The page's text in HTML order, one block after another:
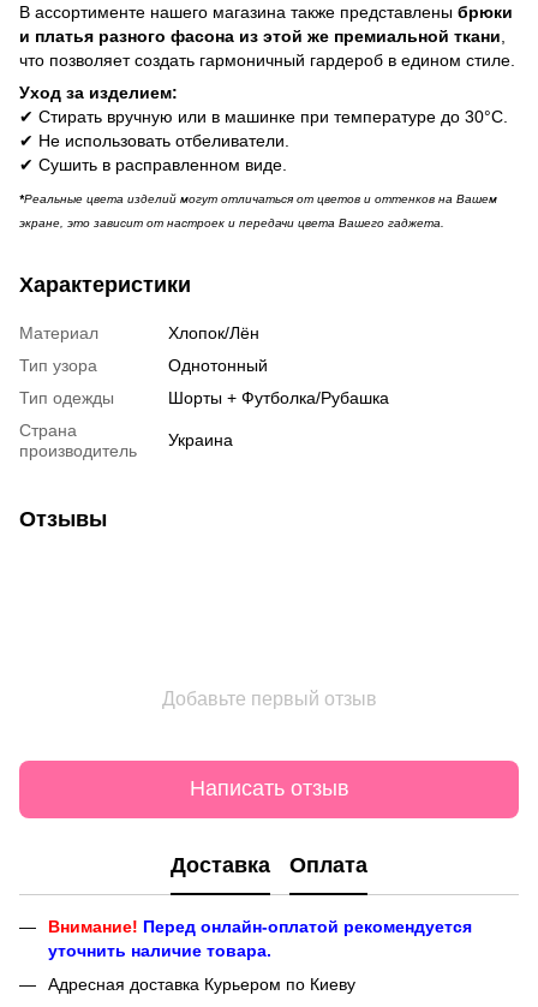
В ассортименте нашего магазина также представлены брюки
и платья разного фасона из этой же премиальной ткани
что позволяет создать гармоничный гардероб в едином стиле.
Уход за изделием:
✔ Стирать вручную или в машинке при температуре до 30°C.
✔ Не использовать отбеливатели.
✔ Сушить в расправленном виде.
*Реальные цвета изделий могут отличаться от цветов и оттенков на Вашем
экране, это зависит от настроек и передачи цвета Вашего гаджета.
Характеристики
Материал
Хлопок/Лён
Тип узора
Однотонный
Тип одежды
Шорты + Футболка/Рубашка
Страна
производитель
Украина
Отзывы
Добавьте первый отзыв
Написать отзыв
Доставка Оплата
Внимание! Перед онлайн-оплатой рекомендуется
уточнить наличие товара.
Адресная доставка Курьером по Киеву